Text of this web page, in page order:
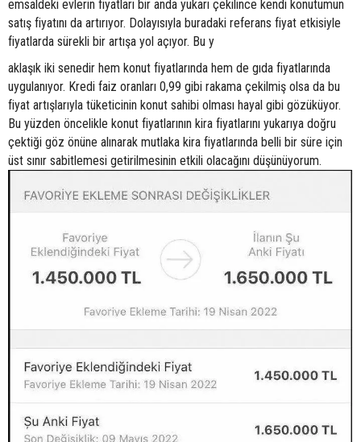
emsaldeki evlerin fiyatları bir anda yukarı çekilince kendi konutumun
satış fiyatını da artırıyor. Dolayısıyla buradaki referans fiyat etkisiyle
fiyatlarda sürekli bir artışa yol açıyor. Bu y
aklaşık iki senedir hem konut fiyatlarında hem de gıda fiyatlarında
uygulanıyor. Kredi faiz oranları 0,99 gibi rakama çekilmiş olsa da bu
fiyat artışlarıyla tüketicinin konut sahibi olması hayal gibi gözüküyor.
Bu yüzden öncelikle konut fiyatlarının kira fiyatlarını yukarıya doğru
çektiği göz önüne alınarak mutlaka kira fiyatlarında belli bir süre için
üst sınır sabitlemesi getirilmesinin etkili olacağını düşünüyorum.